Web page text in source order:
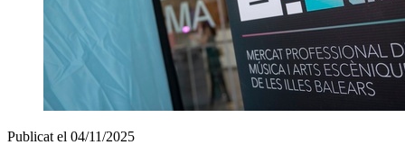
Publicat el 04/11/2025